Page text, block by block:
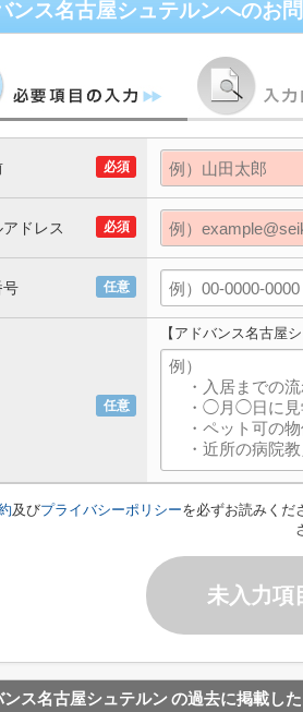
ンス名古屋シュテルンへのお
必須
必須
アドレス
任意
号
任意
【アドバンス名古屋
及びプライバシーポリシーを必ずお読みくだ
未入力項
ンス名古屋シュテルンの過去に掲載し